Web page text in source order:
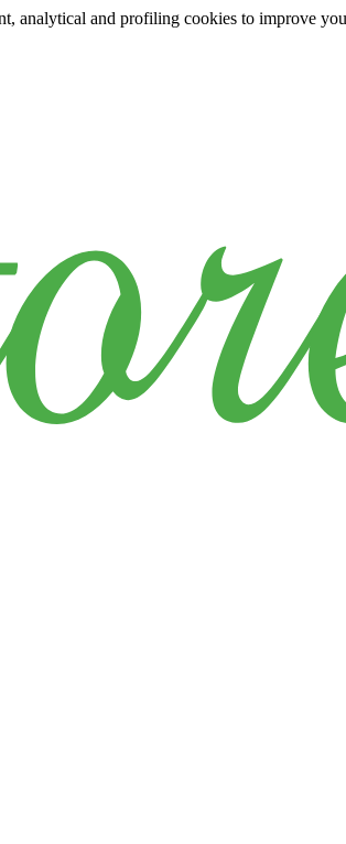
analytical and profiling cookies to improve